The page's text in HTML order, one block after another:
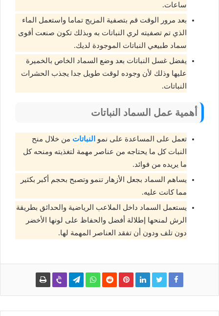
ساعات.
بعد مرور الوقت قم بتصفية المزيج تماما واستعمل الماء
الذي تم تصفيته لري النباتات به وبذلك تكون صنعت أقوى
سماد طبيعي النباتات الموجودة لديك.
يفضل غسل النباتات بعد وضع السماد الخاص بالخميرة
عليها وذلك لأن وجوده لوقت طويل جدا يجذب الحشرات
النباتات.
أهمية عمل السماد النباتات
تعمل على المساعدة على نمو النباتات من خلال منح
النبات كل ما يحتاجه من عناصر مهمة لتغذيته ومنحه كل
ما يريده من فوائد.
يساهم السماد بجعل الأزهار تنمو وتصبح بحجم أكبر بكثير
مما كانت عليه.
يستعمل السماد داخل الملاعب الرياضية والحدائق بطريقة
الرش لمنحها إطلالة أفضل والحفاظ على لونها الأخضر
دون تلف ودون أن تفقد العناصر المهمة لها.